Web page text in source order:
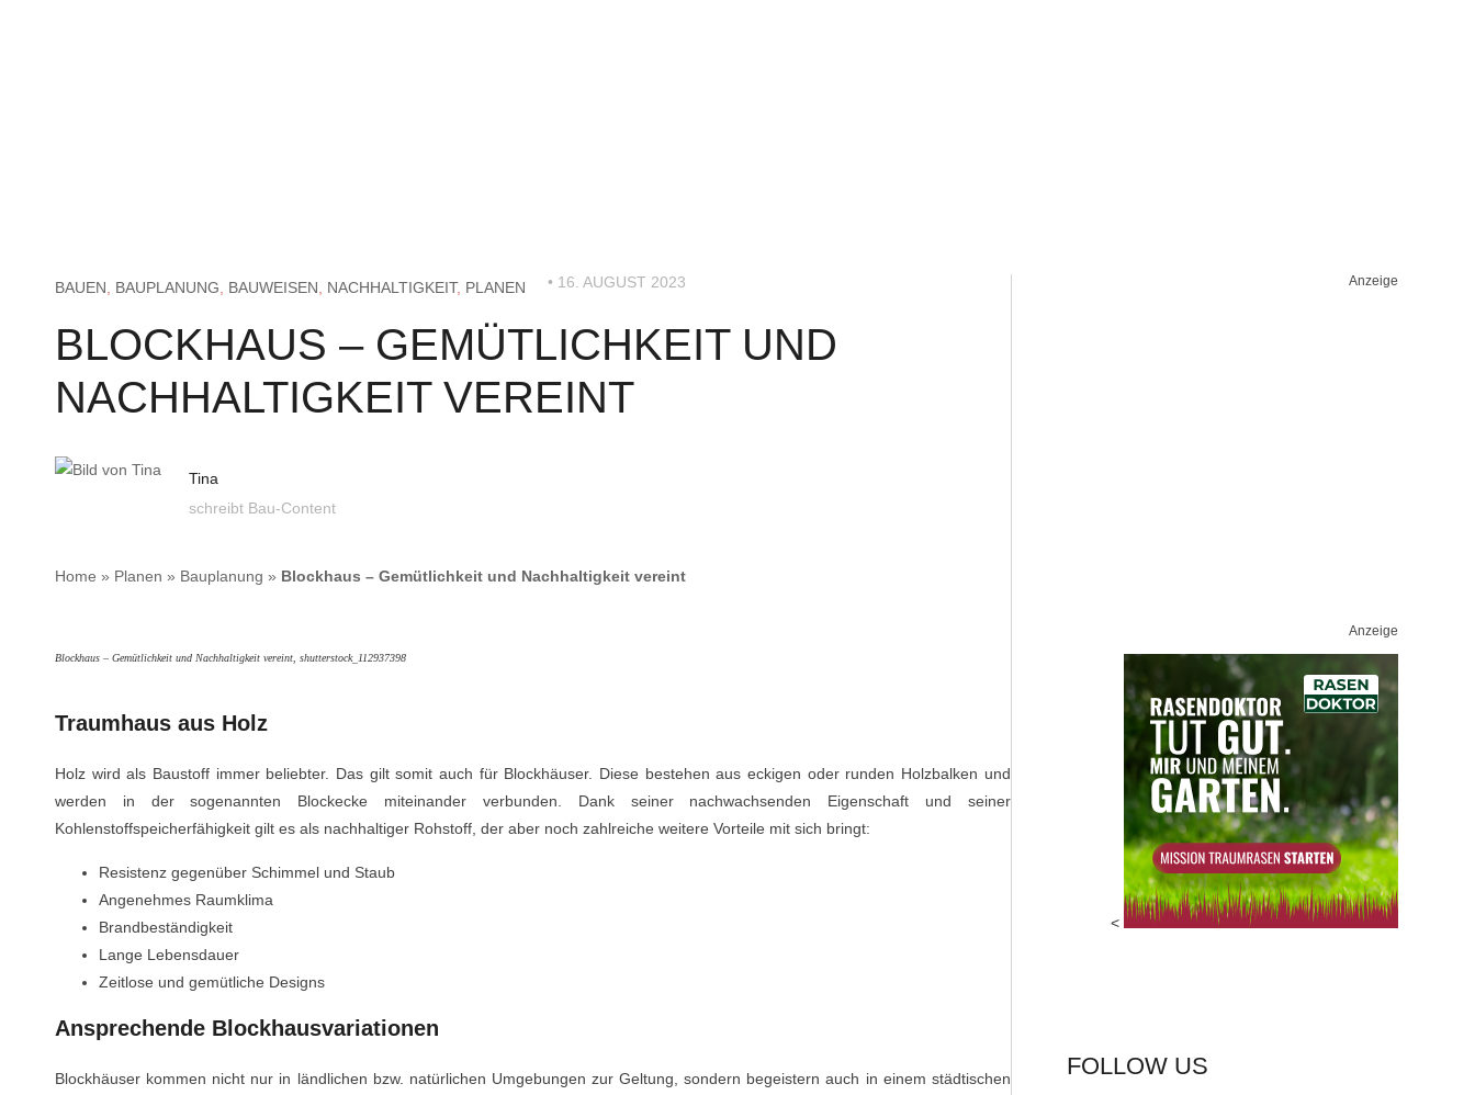
BAUEN BAUPLANUNG BAUWEISEN NACHHALTIGKEIT, PLANEN • 16. AUGUST 2023
BLOCKHAUS – GEMÜTLICHKEIT UND
NACHHALTIGKEIT VEREINT
Tina
schreibt Bau-Content
Home » Planen » Bauplanung » Blockhaus – Gemütlichkeit und Nachhaltigkeit vereint
Blockhaus – Gemütlichkeit und Nachhaltigkeit vereint, shutterstock_112937398
Traumhaus aus Holz
Holz wird als Baustoff immer beliebter. Das gilt somit auch für Blockhäuser. Diese bestehen aus eckigen oder runden Holzbalken und
werden in der sogenannten Blockecke miteinander verbunden. Dank seiner nachwachsenden Eigenschaft und seiner
Kohlenstoffspeicherfähigkeit gilt es als nachhaltiger Rohstoff, der aber noch zahlreiche weitere Vorteile mit sich bringt:
Resistenz gegenüber Schimmel und Staub
Angenehmes Raumklima
Brandbeständigkeit
Lange Lebensdauer
Zeitlose und gemütliche Designs
Ansprechende Blockhausvariationen
Blockhäuser kommen nicht nur in ländlichen bzw. natürlichen Umgebungen zur Geltung, sondern begeistern auch in einem städtischen
Anzeige
Anzeige
<
FOLLOW US